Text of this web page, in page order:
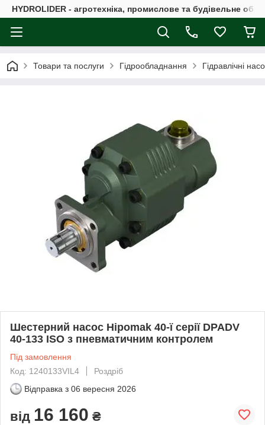
HYDROLIDER - агротехніка, промислове та будівельне
Товари та послуги Гідрообладнання Гідравлічні
Шестерний насос Hipomak 40-ї серії DPADV
40-133 ISO з пневматичним контролем
Під замовлення
Код: 1240133VIL4
Роздріб
Відправка з 06 вересня 2026
від 16 160 ₴